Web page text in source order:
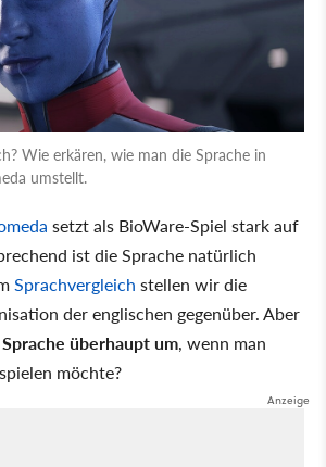
Wie erkären, wie man die Sprache in
umstellt.
setzt als BioWare-Spiel stark auf
ist die Sprache natürlich
Sprachvergleich stellen wir die
der englischen gegenüber. Aber
überhaupt um, wenn man
möchte?